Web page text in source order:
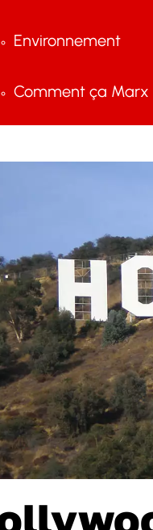
Environnement
Comment ça Marx